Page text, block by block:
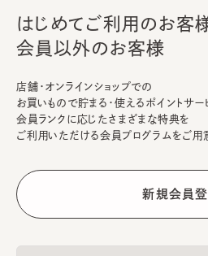
はじめてご利用のお客様
会員以外のお客様
店舗・オンラインショップでの
お買いもので貯まる・使えるポイントサー
会員ランクに応じたさまざまな特典を
ご利用いただける会員プログラムをご用